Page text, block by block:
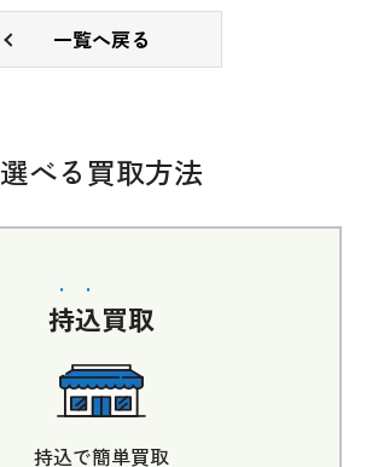
一覧へ戻る
選べる買取方法
持込買取
持込で簡単買取